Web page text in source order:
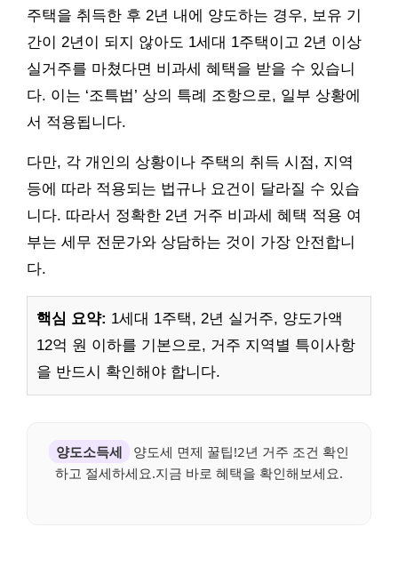
주택을 취득한 후 2년 내에 양도하는 경우, 보유 기
간이 2년이 되지 않아도 1세대 1주택이고 2년 이상
실거주를 마쳤다면 비과세 혜택을 받을 수 있습니
다. 이는 ‘조특법’ 상의 특례 조항으로, 일부 상황에
서 적용됩니다.
다만, 각 개인의 상황이나 주택의 취득 시점, 지역
등에 따라 적용되는 법규나 요건이 달라질 수 있습
니다. 따라서 정확한 2년 거주 비과세 혜택 적용 여
부는 세무 전문가와 상담하는 것이 가장 안전합니
다.
핵심 요약: 1세대 1주택, 2년 실거주, 양도가액
12억 원 이하를 기본으로, 거주 지역별 특이사항
을 반드시 확인해야 합니다.
양도소득세
양도세 면제 꿀팁!2년 거주 조건 확인
하고 절세하세요.지금 바로 혜택을 확인해보세요.